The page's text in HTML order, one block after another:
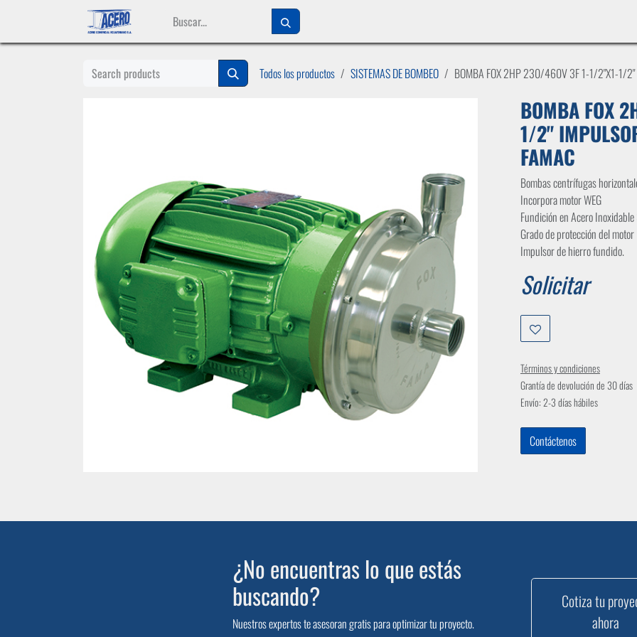
Todos los productos SISTEMAS DE BOMBEO BOMBA FOX 2HP 230/460V 3F 1-1/2"X1-1/2"
BOMBA FOX
1/2"
FAMAC
Bombas centrífugas
Incorpora motor WEG
Fundición en Acero
Grado de protección del
Impulsor de hierro fundido.
Solicitar
Términos y condiciones
Grantía de devolución de 30 días
Envío: 2-3 días hábiles
Contáctenos
¿No encuentras lo que estás
buscando?
Nuestros expertos te asesoran gratis para optimizar tu proyecto.
Cotiza tu
ahora